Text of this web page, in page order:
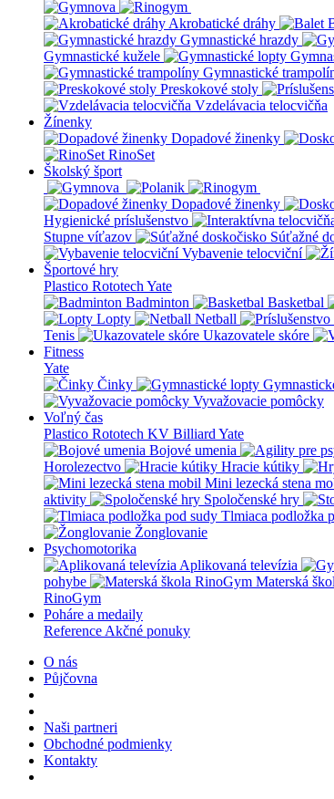
Akrobatické dráhy
Gymnastické hrazdy
Gymnastické kužele
Gymnastické
Preskokové stoly
Vzdelávacia telocvičňa
Žínenky
Dopadové žinenky
RinoSet
Školský šport
Dopadové žinenky
Hygienické príslušenstvo
Stupne víťazov
Súťažné
Vybavenie telocviční
Športové hry
Plastico Rototech Yate
Badminton
Basketbal
Lopty
Netball
Tenis
Ukazovatele skóre
Fitness
Yate
Činky
Vyvažovacie pomôcky
Voľný čas
Plastico Rototech KV Billiard Yate
Bojové umenia
Horolezectvo
Hracie kútiky
Mini lezecká stena
aktivity
Spoločenské hry
Tlmiaca podložka
Žonglovanie
Psychomotorika
Aplikovaná televízia
pohybe
Materská
RinoGym
Poháre a medaily
Reference Akčné ponuky
O nás
Půjčovna
Naši partneri
Obchodné podmienky
Kontakty